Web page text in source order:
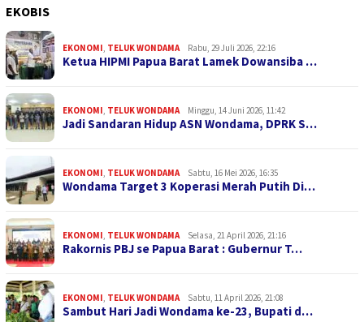
EKOBIS
EKONOMI TELUK WONDAMA Rabu, 29 Juli 2026, 22:16
Ketua HIPMI Papua Barat Lamek Dowansiba …
EKONOMI TELUK WONDAMA Minggu, 14 Juni 2026, 11:42
Jadi Sandaran Hidup ASN Wondama, DPRK S…
EKONOMI TELUK WONDAMA Sabtu, 16 Mei 2026, 16:35
Wondama Target 3 Koperasi Merah Putih Di…
EKONOMI TELUK WONDAMA Selasa, 21 April 2026, 21:16
Rakornis PBJ se Papua Barat : Gubernur T…
EKONOMI TELUK WONDAMA Sabtu, 11 April 2026, 21:08
Sambut Hari Jadi Wondama ke-23, Bupati d…